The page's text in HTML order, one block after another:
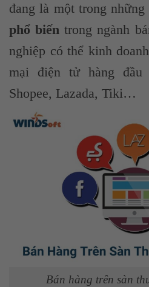
đang là một trong những
phổ biến trong ngành
nghiệp có thể kinh
mại điện tử hàng
Shopee, Lazada, Tiki…
Bán hàng trên sàn